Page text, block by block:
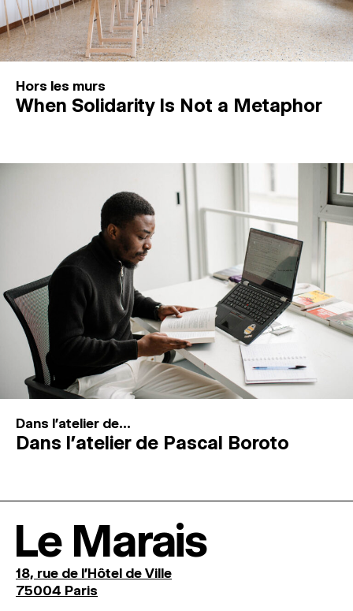
Hors les murs
When Solidarity Is Not a Metaphor
Dans l'atelier de...
Dans l’atelier de Pascal Boroto
Le Marais
18, rue de l'Hôtel de Ville
75004 Paris